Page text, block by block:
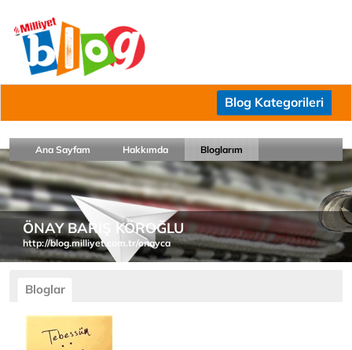
Blog Kategorileri
Ana Sayfam Hakkımda Bloglarım
ÖNAY BARIŞ KÖROĞLU
http://blog.milliyet.com.tr/onayca
Bloglar